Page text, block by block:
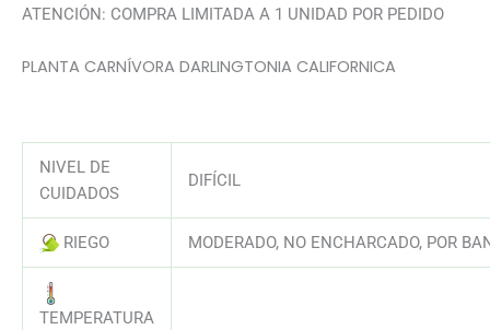
ATENCIÓN: COMPRA LIMITADA A 1 UNIDAD POR PEDIDO
PLANTA CARNÍVORA DARLINGTONIA CALIFORNICA
NIVEL DE
CUIDADOS
DIFÍCIL
RIEGO MODERADO, NO ENCHARCADO, POR
TEMPERATURA